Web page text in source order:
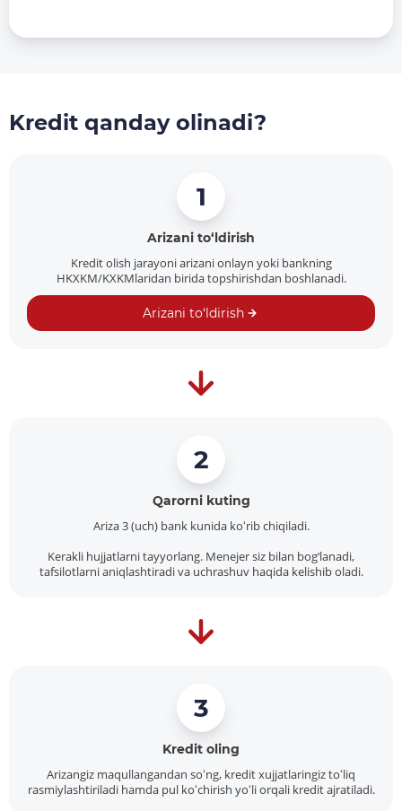
Kredit qanday olinadi?
1
Arizani to‘ldirish
Kredit olish jarayoni arizani onlayn yoki bankning
HKXKM/KXKMlaridan birida topshirishdan boshlanadi.
Arizani to‘ldirish
2
Qarorni kuting
Ariza 3 (uch) bank kunida koʻrib chiqiladi.
Kerakli hujjatlarni tayyorlang. Menejer siz bilan bog‘lanadi,
tafsilotlarni aniqlashtiradi va uchrashuv haqida kelishib oladi.
3
Kredit oling
Arizangiz maqullangandan soʻng, kredit xujjatlaringiz toʻliq
rasmiylashtiriladi hamda pul koʻchirish yoʻli orqali kredit ajratiladi.